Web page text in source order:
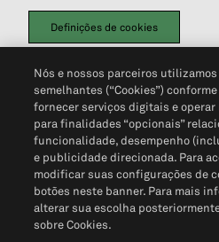
Definições de cookies
Política de PrivacidadePortal de
Não Venda Minhas Informações
Nós e nossos parceiros
semelhantes (“Cookies”)
fornecer serviços digitais e operar
para finalidades “opcionais”
funcionalidade, desempenho
e publicidade direcionada. Para
modificar suas configurações de
botões neste banner. Para mais
alterar sua escolha
sobre Cookies.